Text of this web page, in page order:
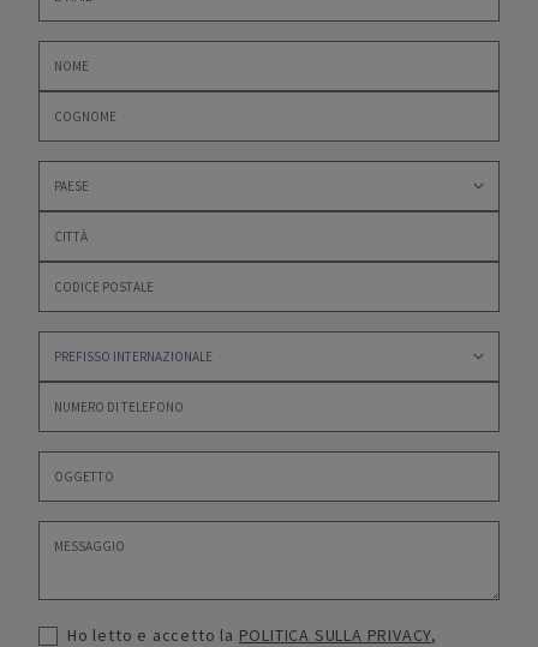
Ho letto e accetto la POLITICA SULLA PRIVACY,